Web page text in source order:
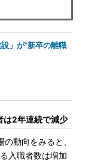
」が“新卒の離職
は2年連続で減少
動向をみると、
入職者数は増加